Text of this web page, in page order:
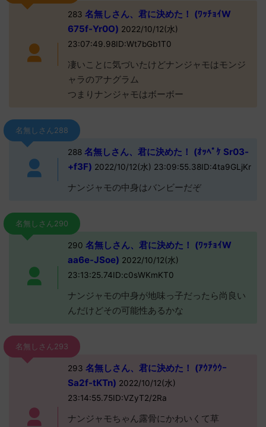
283 名無しさん、君に決めた！ (ﾜｯﾁｮｲW
675f-Yr0O) 2022/10/12(水)
23:07:49.98ID:Wt7bGb1T0
凄いことに気づいたけどナンジャモはモンジ
ャラのアナグラム
つまりナンジャモはボーボー
名無しさん288
288名無しさん、君に決めた！ (ｵｯﾍﾟｹ Sr03-
+f3F) 2022/10/12(水) 23:09:55.38ID:4ta9GLjKr
ナンジャモの中身はバンビーだぞ
名無しさん290
290 名無しさん、君に決めた！ (ﾜｯﾁｮｲW
aa6e-JSoe) 2022/10/12(水)
23:13:25.74ID:c0sWKmKT0
ナンジャモの中身が地味っ子だったら尚良い
んだけどその可能性あるかな
名無しさん293
293 名無しさん、君に決めた！ (ｱｳｱｳｳｰ
Sa2f-tKTn) 2022/10/12(水)
23:14:55.75ID:VZyT2/2Ra
ナンジャモちゃん露骨にかわいくて草